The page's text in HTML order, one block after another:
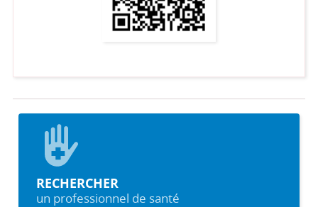
RECHERCHER
un professionnel de santé